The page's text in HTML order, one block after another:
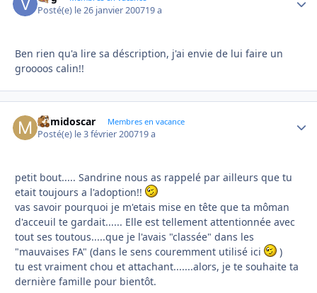
Posté(e) le 26 janvier 200719 a
Ben rien qu'a lire sa déscription, j'ai envie de lui faire un
groooos calin!!
mimidoscar Membres en vacance
Posté(e) le 3 février 200719 a
petit bout..... Sandrine nous as rappelé par ailleurs que tu
etait toujours a l'adoption!!
vas savoir pourquoi je m'etais mise en tête que ta môman
d'acceuil te gardait...... Elle est tellement attentionnée avec
tout ses toutous.....que je l'avais "classée" dans les
"mauvaises FA" (dans le sens couremment utilisé ici
)
tu est vraiment chou et attachant.......alors, je te souhaite ta
dernière famille pour bientôt.